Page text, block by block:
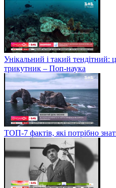
Унікальний і такий тендітний:
трикутник – Поп-наука
ТОП-7 фактів, які потрібно